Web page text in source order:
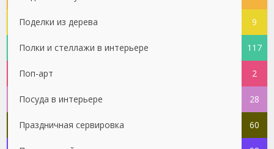
Поделки из дерева 9
Полки и стеллажи в интерьере 117
Поп-арт 2
Посуда в интерьере 28
Праздничная сервировка 60